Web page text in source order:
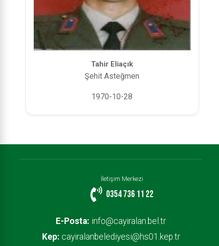
Tahir Eliaçık
Şehit Asteğmen
1970-10-28
İletişim Merkezi
0354 736 11 22
E-Posta: info@cayiralan.bel.tr
Kep: cayiralanbelediyesi@hs01.kep.tr